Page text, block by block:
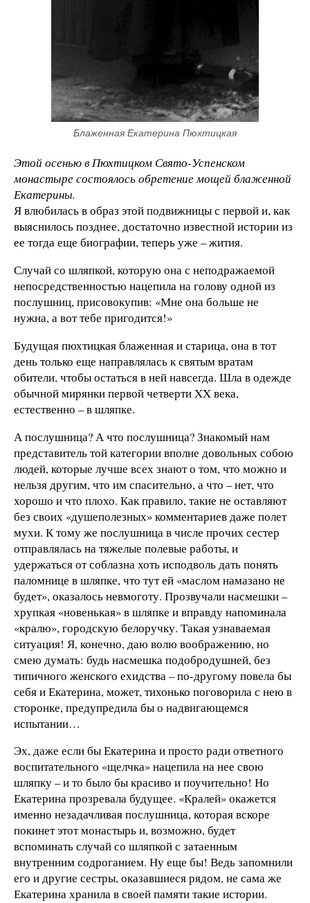
Блаженная Екатерина Пюхтицкая
Этой осенью в Пюхтицком Свято-Успенском
монастыре состоялось обретение мощей блаженной
Екатерины.
Я влюбилась в образ этой подвижницы с первой и, как
выяснилось позднее, достаточно известной истории из
ее тогда еще биографии, теперь уже – жития.
Случай со шляпкой, которую она с неподражаемой
непосредственностью нацепила на голову одной из
послушниц, присовокупив: «Мне она больше не
нужна, а вот тебе пригодится!»
Будущая пюхтицкая блаженная и старица, она в тот
день только еще направлялась к святым вратам
обители, чтобы остаться в ней навсегда. Шла в одежде
обычной мирянки первой четверти XX века,
естественно – в шляпке.
А послушница? А что послушница? Знакомый нам
представитель той категории вполне довольных собою
людей, которые лучше всех знают о том, что можно и
нельзя другим, что им спасительно, а что – нет, что
хорошо и что плохо. Как правило, такие не оставляют
без своих «душеполезных» комментариев даже полет
мухи. К тому же послушница в числе прочих сестер
отправлялась на тяжелые полевые работы, и
удержаться от соблазна хоть исподволь дать понять
паломнице в шляпке, что тут ей «маслом намазано не
будет», оказалось невмоготу. Прозвучали насмешки –
хрупкая «новенькая» в шляпке и вправду напоминала
«кралю», городскую белоручку. Такая узнаваемая
ситуация! Я, конечно, даю волю воображению, но
смею думать: будь насмешка подобродушней, без
типичного женского ехидства – по-другому повела бы
себя и Екатерина, может, тихонько поговорила с нею в
сторонке, предупредила бы о надвигающемся
испытании…
Эх, даже если бы Екатерина и просто ради ответного
воспитательного «щелчка» нацепила на нее свою
шляпку – и то было бы красиво и поучительно! Но
Екатерина прозревала будущее. «Кралей» окажется
именно незадачливая послушница, которая вскоре
покинет этот монастырь и, возможно, будет
вспоминать случай со шляпкой с затаенным
внутренним содроганием. Ну еще бы! Ведь запомнили
его и другие сестры, оказавшиеся рядом, не сама же
Екатерина хранила в своей памяти такие истории.